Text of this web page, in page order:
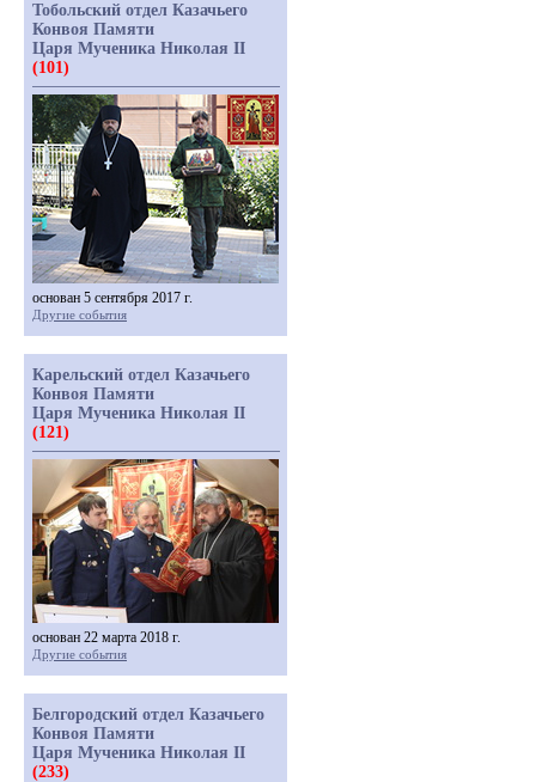
Тобольский отдел Казачьего
Конвоя Памяти
Царя Мученика Николая II
(101)
основан 5 сентября 2017 г.
Другие события
Карельский отдел Казачьего
Конвоя Памяти
Царя Мученика Николая II
(121)
основан 22 марта 2018 г.
Другие события
Белгородский отдел Казачьего
Конвоя Памяти
Царя Мученика Николая II
(233)